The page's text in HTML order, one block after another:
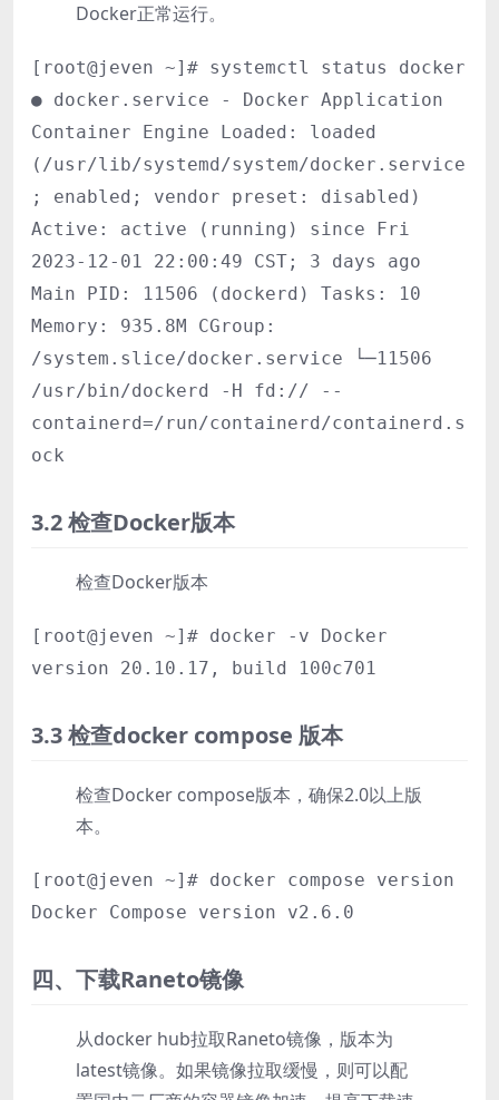
Docker正常运行。
[root@jeven ~]# systemctl status docker
● docker.service - Docker Application
Container Engine Loaded: loaded
(/usr/lib/systemd/system/docker.service
; enabled; vendor preset: disabled)
Active: active (running) since Fri
2023-12-01 22:00:49 CST; 3 days ago
Main PID: 11506 (dockerd) Tasks: 10
Memory: 935.8M CGroup:
/system.slice/docker.service └─11506
/usr/bin/dockerd -H fd:// --
containerd=/run/containerd/containerd.s
ock
3.2 检查Docker版本
检查Docker版本
[root@jeven ~]# docker -v Docker
version 20.10.17, build 100c701
3.3 检查docker compose 版本
检查Docker compose版本，确保2.0以上版
本。
[root@jeven ~]# docker compose version
Docker Compose version v2.6.0
四、下载Raneto镜像
从docker hub拉取Raneto镜像，版本为
latest镜像。如果镜像拉取缓慢，则可以配